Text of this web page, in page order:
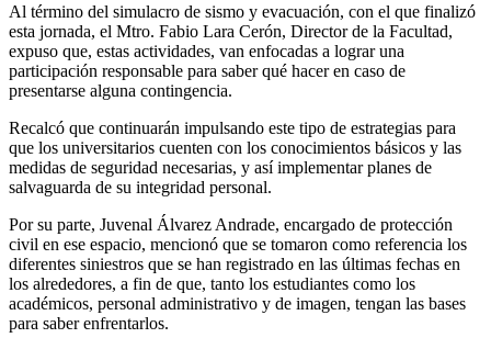
Al término del simulacro de sismo y evacuación, con el que finalizó
esta jornada, el Mtro. Fabio Lara Cerón, Director de la Facultad,
expuso que, estas actividades, van enfocadas a lograr una
participación responsable para saber qué hacer en caso de
presentarse alguna contingencia.
Recalcó que continuarán impulsando este tipo de estrategias para
que los universitarios cuenten con los conocimientos básicos y las
medidas de seguridad necesarias, y así implementar planes de
salvaguarda de su integridad personal.
Por su parte, Juvenal Álvarez Andrade, encargado de protección
civil en ese espacio, mencionó que se tomaron como referencia los
diferentes siniestros que se han registrado en las últimas fechas en
los alrededores, a fin de que, tanto los estudiantes como los
académicos, personal administrativo y de imagen, tengan las bases
para saber enfrentarlos.